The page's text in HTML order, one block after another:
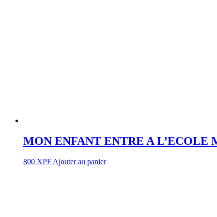
MON ENFANT ENTRE A L’ECOLE
800 XPF Ajouter au panier